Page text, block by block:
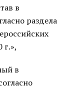
в
раздела
г.»,
в